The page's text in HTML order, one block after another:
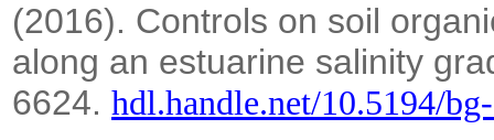
(2016). Controls on soil
along an estuarine salinity
6624. hdl.handle.net/10.5194/